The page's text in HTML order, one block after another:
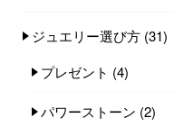
ジュエリー選び方 (31)
プレゼント (4)
パワーストーン (2)